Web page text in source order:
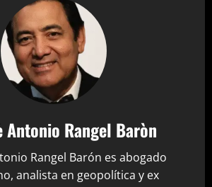
Antonio Rangel Baròn
Rangel Barón es abogado
analista en geopolítica y ex